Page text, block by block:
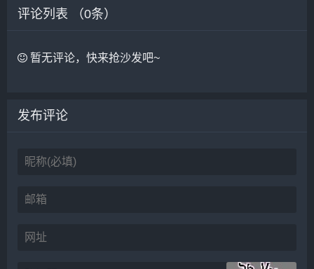
红狗小绿罐主食罐猫罐头猫咪营
养成...
评论列表 （0条）
暂无评论，快来抢沙发吧~
发布评论